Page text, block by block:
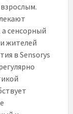
сенсорный
жителей
в Sensorys